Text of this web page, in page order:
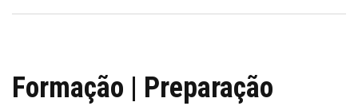
Formação | Preparação